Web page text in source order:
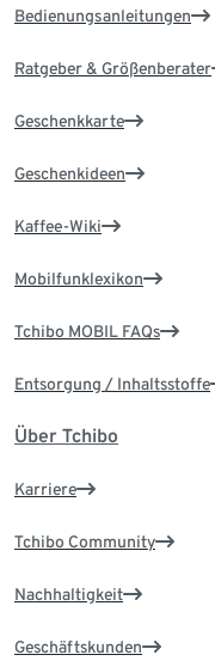
Bedienungsanleitungen
Ratgeber & Größenberater
Geschenkkarte
Geschenkideen
Kaffee-Wiki
Mobilfunklexikon
Tchibo MOBIL FAQs
Entsorgung / Inhaltsstoffe
Über Tchibo
Karriere
Tchibo Community
Nachhaltigkeit
Geschäftskunden